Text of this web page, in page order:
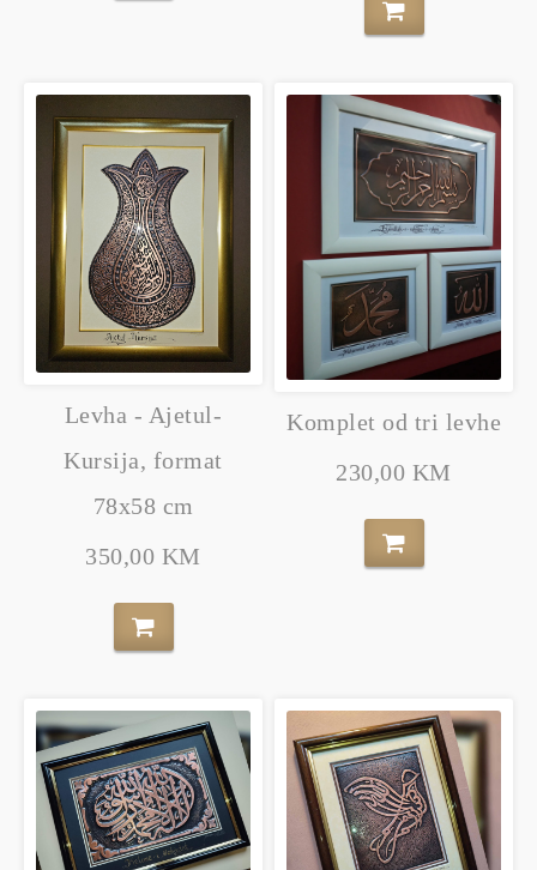
Levha - Ajetul-
Kursija, format
78x58 cm
350,00 KM
Komplet od tri levhe
230,00 KM